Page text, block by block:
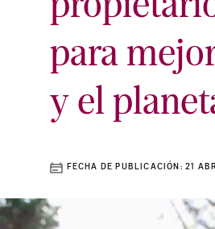
para
y el
FECHA DE PUBLICACIÓN:21